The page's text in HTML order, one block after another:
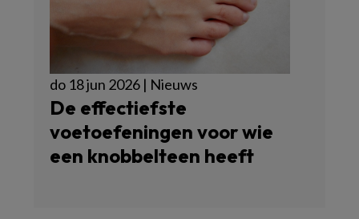
do 18 jun 2026 | Nieuws
De effectiefste
voetoefeningen voor wie
een knobbelteen heeft